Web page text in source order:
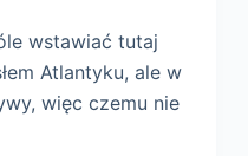
wstawiać tutaj
Atlantyku, ale w
więc czemu nie